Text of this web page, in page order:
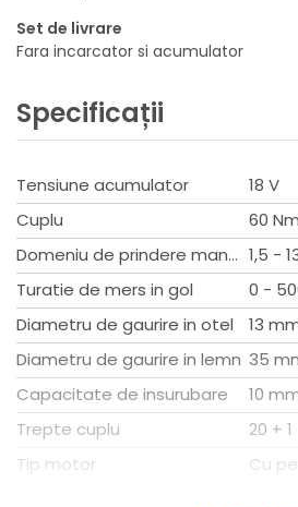
Set de livrare
Fara incarcator si acumulator
Specificații
Tensiune acumulator
18 V
Cuplu
60 Nm
Domeniu de prindere mandrina 1,5 -
Turatie de mers in gol
0 -
Diametru de gaurire in otel
13
Diametru de gaurire in lemn 35
Capacitate de insurubare
10
Trepte cuplu
20 + 1
Tip motor
Cu